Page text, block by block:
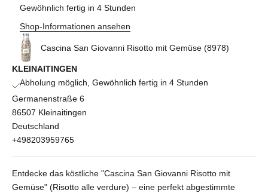
Gewöhnlich fertig in 4 Stunden
Shop-Informationen ansehen
Cascina San Giovanni Risotto mit Gemüse (8978)
KLEINAITINGEN
Abholung möglich, Gewöhnlich fertig in 4 Stunden
Germanenstraße 6
86507 Kleinaitingen
Deutschland
+498203959765
Entdecke das köstliche "Cascina San Giovanni Risotto mit
Gemüse" (Risotto alle verdure) – eine perfekt abgestimmte